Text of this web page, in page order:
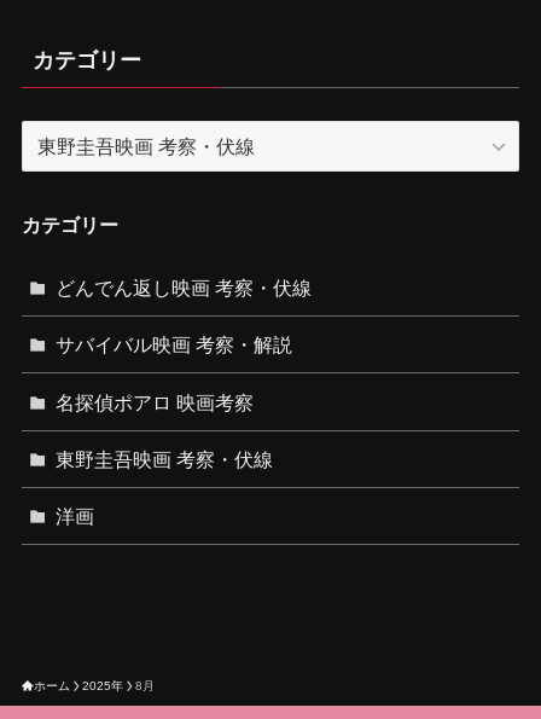
カテゴリー
カ
テ
リ
カテゴリー
どんでん返し映画 考察・伏線
サバイバル映画 考察・解説
名探偵ポアロ 映画考察
東野圭吾映画 考察・伏線
洋画
ホーム 2025年 8月